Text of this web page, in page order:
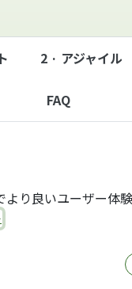
2 · アジャイル
FAQ
ト導入
とOdooの適合
より良いユーザー体